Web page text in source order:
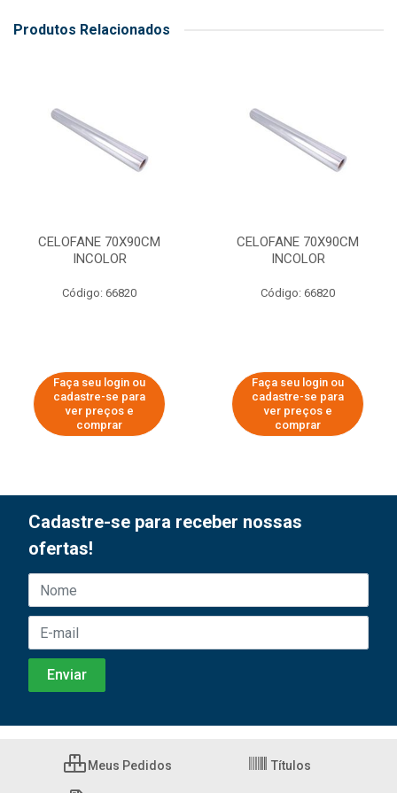
Produtos Relacionados
CELOFANE 70X90CM
INCOLOR
Código: 66820
Faça seu login ou
cadastre-se para
ver preços e
comprar
CELOFANE 70X90CM
INCOLOR
Código: 66820
Faça seu login ou
cadastre-se para
ver preços e
comprar
Cadastre-se para receber nossas
ofertas!
Meus Pedidos Títulos